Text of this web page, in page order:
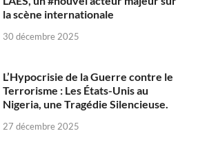
la scène internationale
30 décembre 2025
L’Hypocrisie de la Guerre contre le
Terrorisme : Les États-Unis au
Nigeria, une Tragédie Silencieuse.
27 décembre 2025